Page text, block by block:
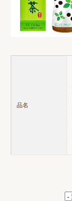
品名